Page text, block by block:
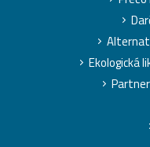
Ekologická